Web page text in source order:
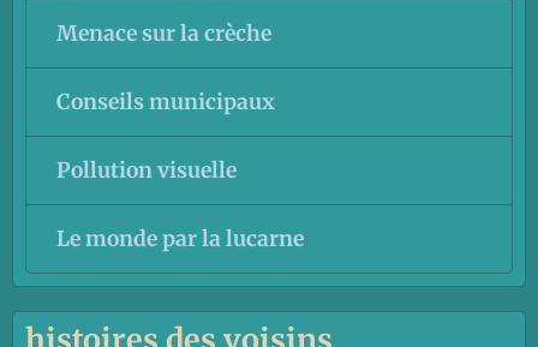
Menace sur la crèche
Conseils municipaux
Pollution visuelle
Le monde par la lucarne